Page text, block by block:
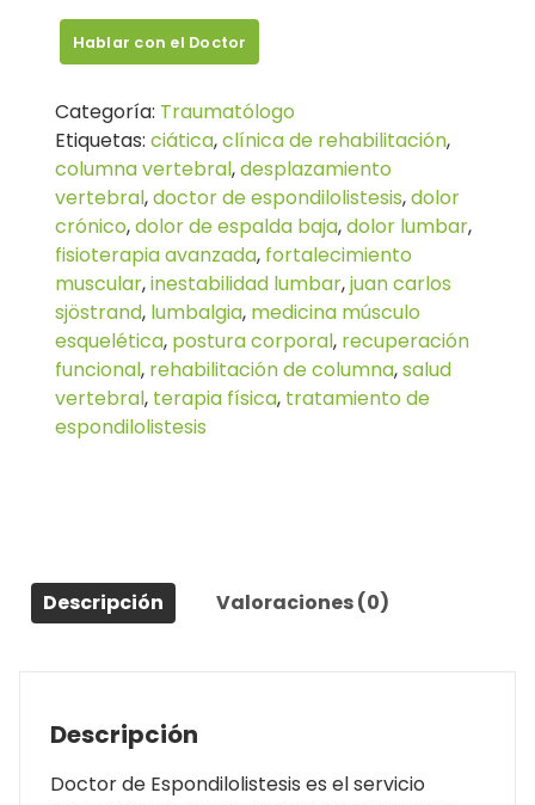
Hablar con el Doctor
Categoría: Traumatólogo
Etiquetas: ciática,clínica de rehabilitación,
columna vertebral,desplazamiento
vertebral,doctor de espondilolistesis,dolor
crónico,dolor de espalda baja,dolor lumbar,
fisioterapia avanzada, fortalecimiento
muscular,inestabilidad lumbar,juan carlos
sjöstrand, lumbalgia, medicina músculo
esquelética, postura corporal, recuperación
funcional, rehabilitación de columna,salud
vertebral, terapia física, tratamiento de
espondilolistesis
Descripción Valoraciones (0)
Descripción
Doctor de Espondilolistesis es el servicio